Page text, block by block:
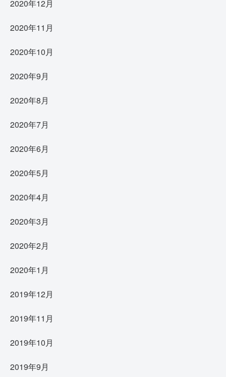
2020年12月
2020年11月
2020年10月
2020年9月
2020年8月
2020年7月
2020年6月
2020年5月
2020年4月
2020年3月
2020年2月
2020年1月
2019年12月
2019年11月
2019年10月
2019年9月